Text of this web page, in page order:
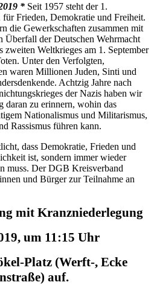
* Seit 1957 steht der 1.
für Frieden, Demokratie und Freiheit.
die Gewerkschaften zusammen mit
Überfall der Deutschen Wehrmacht
zweiten Weltkrieges am 1. September
Unter den Verfolgten,
waren Millionen Juden, Sinti und
Achtzig Jahre nach
der Nazis haben wir
daran zu erinnern, wohin das
Nationalismus und Militarismus,
Rassismus führen kann.
dass Demokratie, Frieden und
ist, sondern immer wieder
muss. Der DGB Kreisverband
und Bürger zur Teilnahme an
mit Kranzniederlegung
um 11:15 Uhr
Platz (Werft-, Ecke
auf.